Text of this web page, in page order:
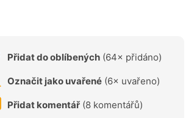
Přidat do oblíbených (64× přidáno)
Označit jako uvařené (6× uvařeno)
Přidat komentář (8 komentářů)